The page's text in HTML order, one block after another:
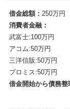
借金総額： 250万円
消費者金融：
武富士:100万円
アコム:50万円
三洋信販:50万円
プロミス:50万円
借金開始から債務整